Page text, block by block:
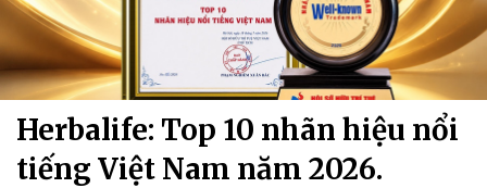
Herbalife: Top 10 nhãn hiệu nổi
tiếng Việt Nam năm 2026.